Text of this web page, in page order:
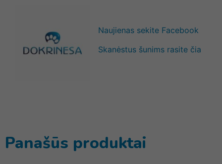
Naujienas sekite Facebook
Skanėstus šunims rasite čia
Panašūs produktai